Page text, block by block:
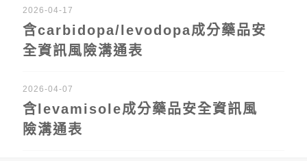
2026-04-17
含carbidopa/levodopa成分藥品安
全資訊風險溝通表
2026-04-07
含levamisole成分藥品安全資訊風
險溝通表